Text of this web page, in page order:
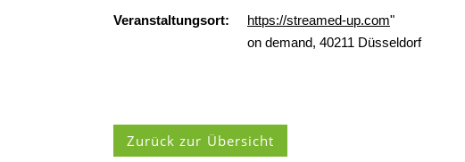
Veranstaltungsort: https://streamed-up.com"
on demand, 40211 Düsseldorf
Zurück zur Übersicht